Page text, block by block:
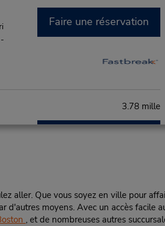
Faire une réservation
3.78 mille
3.89 mille
aller. Que vous soyez en ville pour
d'autres moyens. Avec un accès facile
, et de nombreuses autres